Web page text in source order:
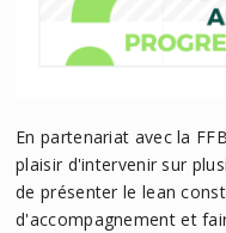
En partenariat avec la
plaisir d'intervenir sur
de présenter le lean
d'accompagnement et